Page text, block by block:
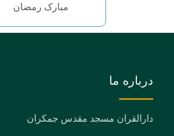
مبارک رمضان
درباره ما
دارالقران مسجد مقدس جمکران